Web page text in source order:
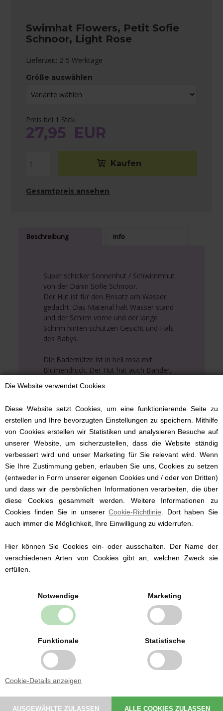
Die Website verwendet Cookies
Diese Website setzt Cookies, um eine funktionierende Seite zu
erstellen und Ihre bevorzugten Einstellungen zu speichern. Mithilfe
von Cookies erstellen wir Statistiken und analysieren Besuche auf
unserer Website, um sicherzustellen, dass die Website ständig
verbessert wird und unser Marketing für Sie relevant wird. Wenn
Sie Ihre Zustimmung geben, erlauben Sie uns, Cookies zu setzen
(entweder in Form unserer eigenen Cookies und / oder von Dritten)
und dass wir die persönlichen Informationen verarbeiten, die über
diese Cookies gesammelt werden. Weitere Informationen zu
Cookies finden Sie in unsererCookie-Richtlinie . Dort haben Sie
auch immer die Möglichkeit, Ihre Einwilligung zu widerrufen.
Hier können Sie Cookies ein- oder ausschalten. Der Name der
verschiedenen Arten von Cookies gibt an, welchen Zweck sie
erfüllen.
Notwendige Marketing
Funktionale Statistische
Cookie-Details anzeigen
Swimhat Flowers, Petit Sofie
Schnoor, Light Rose
Lieferzeit: 2-5 Werktage
Größe auswählen
Preis bei 1 Stck.
27,95 EUR
Gesamtpreis ansehen
Beschreibung Info
Super schicker Sonnenhut / Schwimmhut
von der Dänin Sofie Schnoor.
Der Hut ist für den Einsatz am Wasser
gedacht. Das Material hält Wasser stand
und der Schirm vorne und der lange
Schirm hinten schützen Gesicht und Hals
des Babys.
Die Bademütze ist in hell rosa mit
Blumendruck. Der Hut hat auch Bänder,
Polyester und 15 % Elastan und ist an
einem sonnigen Tag unverzichtbar -
Denken Sie daran, den Kopf des Kindes
vor Sonnenstrahlen zu schützen. Dieser
Hut hat einen UV-Schutz von 50.
Der Hut ist von der dänischen Marke Petit
Sofie Schnoor.
Tragen Sie den Sommerhut mit einem
Strandanzug im gleichen Muster:
Die Mütze hat die Größe:
9-12 Monate
1-2 Jahre
Babybekleidung von
bekannten Marken
Wir führen Babybekleidung der dänischen
Marken Fixoni und Müsli by Green Cotton ab